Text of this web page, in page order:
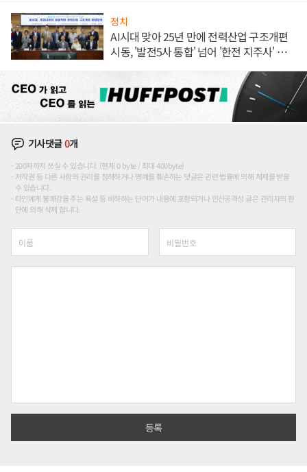
정치
AI시대 맞아 25년 만에 전력산업 구조개편
시동, '발전5사 통합' 넘어 '한전 지주사' 재편
기사댓글0개
200자까지 쓰실 수 있습니다. (현재 0 byte / 최대 400byte)
저작권 등 다른 사람의 권리를 침해하거나 명예를 훼손하는 댓글은 관련 법률에 의해 제재를 받을
수 있습니다.
타인에게 불쾌감을 주는 욕설 등 비하하는 단어가 내용에 포함되거나 인신공격성 글은 관리자의 판
단에 의해 삭제 합니다.